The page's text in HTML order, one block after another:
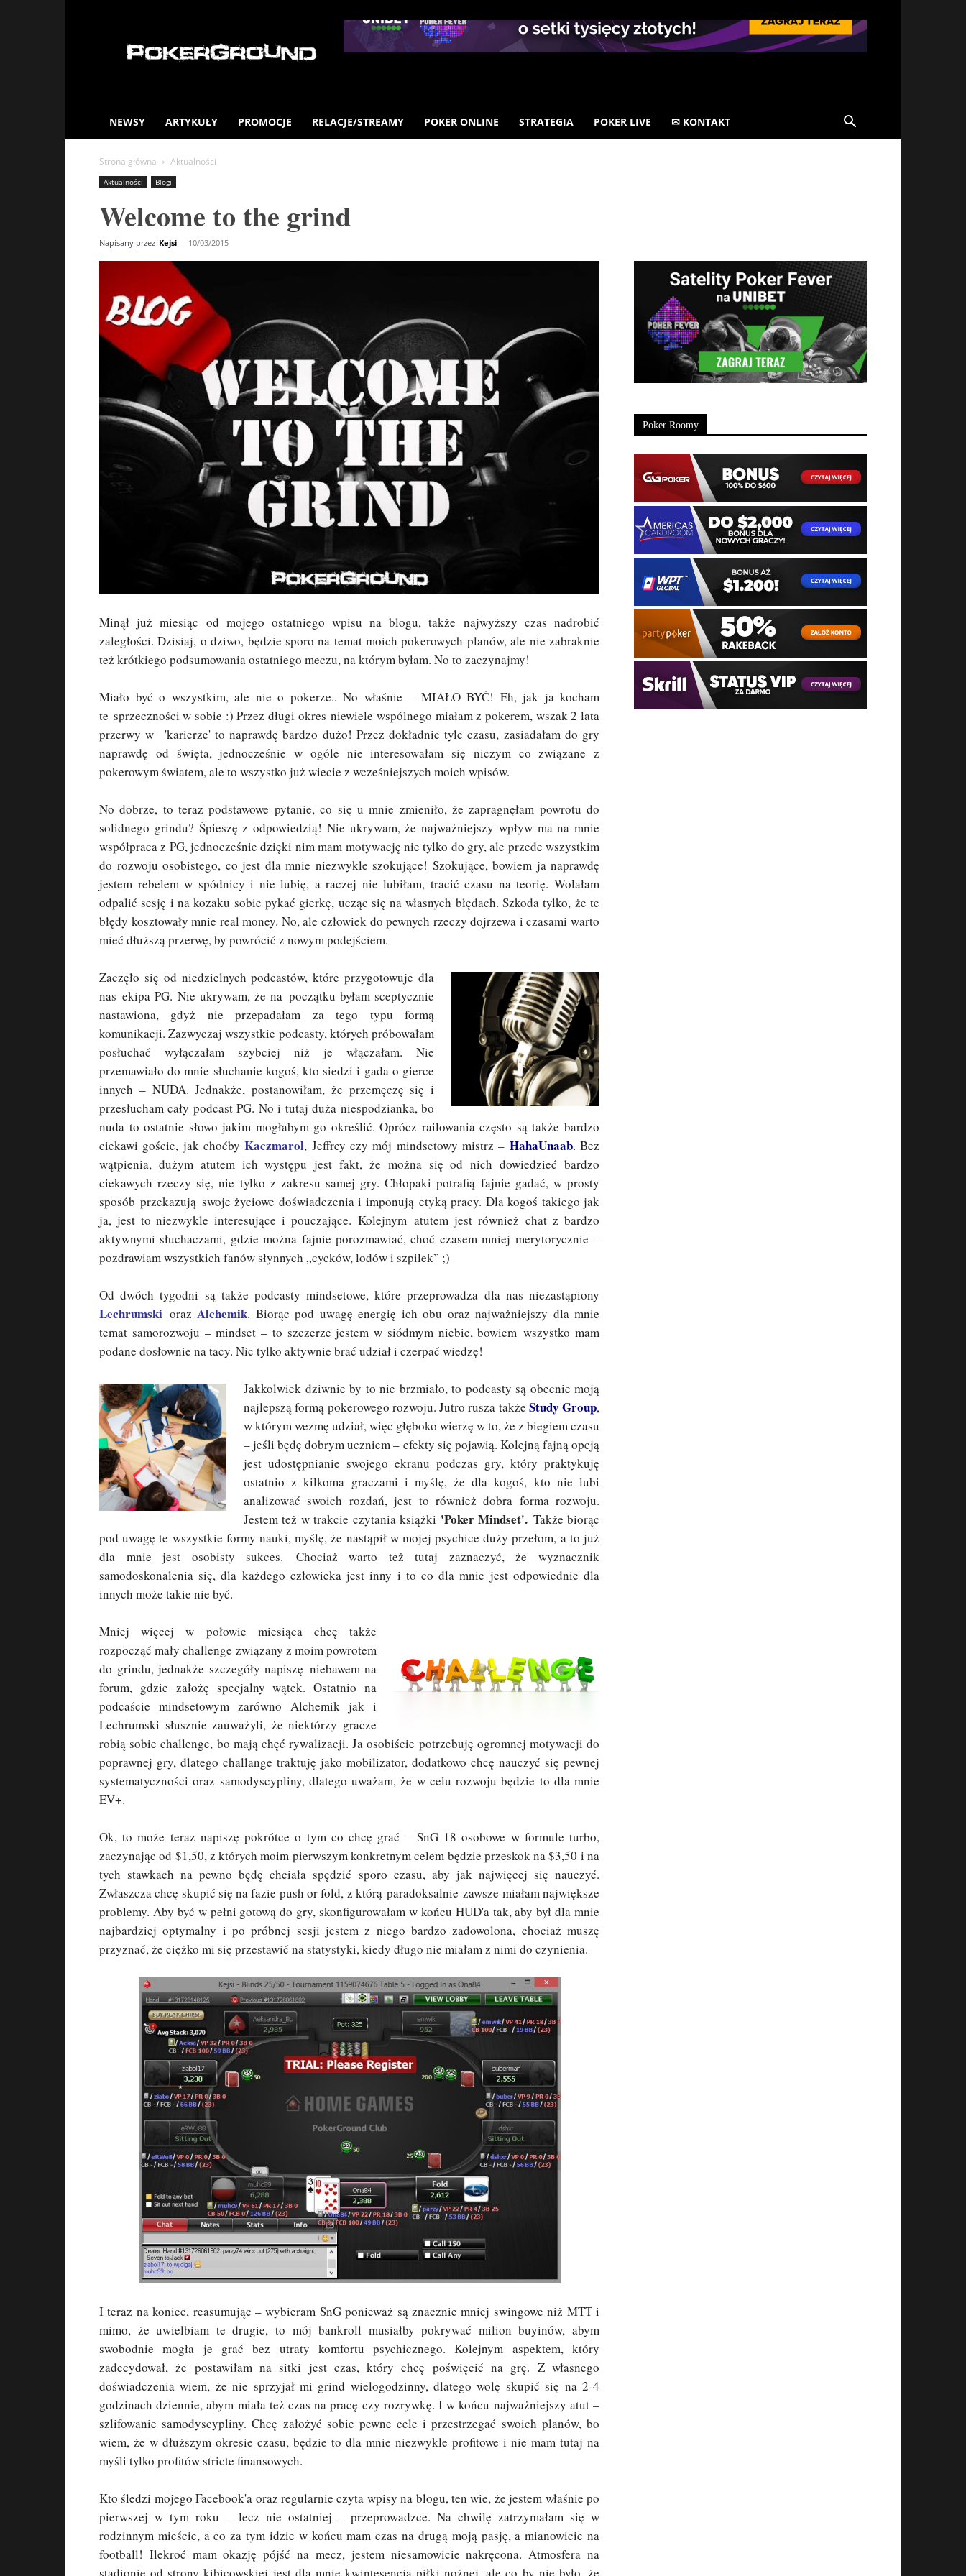
NEWSY ARTYKUŁY PROMOCJE RELACJE/STREAMY POKER ONLINE STRATEGIA POKER LIVE ✉ KONTAKT
Strona główna Aktualności
Aktualności Blogi
Welcome to the grind
Napisany przez Kejsi - 10/03/2015
Minął już miesiąc od mojego ostatniego wpisu na blogu, także najwyższy czas nadrobić
zaległości. Dzisiaj, o dziwo, będzie sporo na temat moich pokerowych planów, ale nie zabraknie
też krótkiego podsumowania ostatniego meczu, na którym byłam. No to zaczynajmy!
Miało być o wszystkim, ale nie o pokerze.. No właśnie – MIAŁO BYĆ! Eh, jak ja kocham
te sprzeczności w sobie :) Przez długi okres niewiele wspólnego miałam z pokerem, wszak 2 lata
przerwy w 'karierze' to naprawdę bardzo dużo! Przez dokładnie tyle czasu, zasiadałam do gry
naprawdę od święta, jednocześnie w ogóle nie interesowałam się niczym co związane z
pokerowym światem, ale to wszystko już wiecie z wcześniejszych moich wpisów.
No dobrze, to teraz podstawowe pytanie, co się u mnie zmieniło, że zapragnęłam powrotu do
solidnego grindu? Śpieszę z odpowiedzią! Nie ukrywam, że najważniejszy wpływ ma na mnie
współpraca z PG, jednocześnie dzięki nim mam motywację nie tylko do gry, ale przede wszystkim
do rozwoju osobistego, co jest dla mnie niezwykle szokujące! Szokujące, bowiem ja naprawdę
jestem rebelem w spódnicy i nie lubię, a raczej nie lubiłam, tracić czasu na teorię. Wolałam
odpalić sesję i na kozaku sobie pykać gierkę, ucząc się na własnych błędach. Szkoda tylko, że te
błędy kosztowały mnie real money. No, ale człowiek do pewnych rzeczy dojrzewa i czasami warto
mieć dłuższą przerwę, by powrócić z nowym podejściem.
Zaczęło się od niedzielnych podcastów, które przygotowuje dla
nas ekipa PG. Nie ukrywam, że na początku byłam sceptycznie
nastawiona, gdyż nie przepadałam za tego typu formą
komunikacji. Zazwyczaj wszystkie podcasty, których próbowałam
posłuchać wyłączałam szybciej niż je włączałam. Nie
przemawiało do mnie słuchanie kogoś, kto siedzi i gada o gierce
innych – NUDA. Jednakże, postanowiłam, że przemęczę się i
przesłucham cały podcast PG. No i tutaj duża niespodzianka, bo
nuda to ostatnie słowo jakim mogłabym go określić. Oprócz railowania często są także bardzo
ciekawi goście, jak choćbyKaczmarol, Jeffrey czy mój mindsetowy mistrz – HahaUnaab. Bez
wątpienia, dużym atutem ich występu jest fakt, że można się od nich dowiedzieć bardzo
ciekawych rzeczy się, nie tylko z zakresu samej gry. Chłopaki potrafią fajnie gadać, w prosty
sposób przekazują swoje życiowe doświadczenia i imponują etyką pracy. Dla kogoś takiego jak
ja, jest to niezwykle interesujące i pouczające. Kolejnym atutem jest również chat z bardzo
aktywnymi słuchaczami, gdzie można fajnie porozmawiać, choć czasem mniej merytorycznie –
pozdrawiam wszystkich fanów słynnych „cycków, lodów i szpilek” ;)
Od dwóch tygodni są także podcasty mindsetowe, które przeprowadza dla nas niezastąpiony
Lechrumski oraz Alchemik. Biorąc pod uwagę energię ich obu oraz najważniejszy dla mnie
temat samorozwoju – mindset – to szczerze jestem w siódmym niebie, bowiem wszystko mam
podane dosłownie na tacy. Nic tylko aktywnie brać udział i czerpać wiedzę!
Jakkolwiek dziwnie by to nie brzmiało, to podcasty są obecnie moją
najlepszą formą pokerowego rozwoju. Jutro rusza także Study Group,
w którym wezmę udział, więc głęboko wierzę w to, że z biegiem czasu
– jeśli będę dobrym uczniem – efekty się pojawią. Kolejną fajną opcją
jest udostępnianie swojego ekranu podczas gry, który praktykuję
ostatnio z kilkoma graczami i myślę, że dla kogoś, kto nie lubi
analizować swoich rozdań, jest to również dobra forma rozwoju.
Jestem też w trakcie czytania książki 'Poker Mindset'. Także biorąc
pod uwagę te wszystkie formy nauki, myślę, że nastąpił w mojej psychice duży przełom, a to już
dla mnie jest osobisty sukces. Chociaż warto też tutaj zaznaczyć, że wyznacznik
samodoskonalenia się, dla każdego człowieka jest inny i to co dla mnie jest odpowiednie dla
innych może takie nie być.
Mniej więcej w połowie miesiąca chcę także
rozpocząć mały challenge związany z moim powrotem
do grindu, jednakże szczegóły napiszę niebawem na
forum, gdzie założę specjalny wątek. Ostatnio na
podcaście mindsetowym zarówno Alchemik jak i
Lechrumski słusznie zauważyli, że niektórzy gracze
robią sobie challenge, bo mają chęć rywalizacji. Ja osobiście potrzebuję ogromnej motywacji do
poprawnej gry, dlatego challange traktuję jako mobilizator, dodatkowo chcę nauczyć się pewnej
systematyczności oraz samodyscypliny, dlatego uważam, że w celu rozwoju będzie to dla mnie
EV+.
Ok, to może teraz napiszę pokrótce o tym co chcę grać – SnG 18 osobowe w formule turbo,
zaczynając od $1,50, z których moim pierwszym konkretnym celem będzie przeskok na $3,50 i na
tych stawkach na pewno będę chciała spędzić sporo czasu, aby jak najwięcej się nauczyć.
Zwłaszcza chcę skupić się na fazie push or fold, z którą paradoksalnie zawsze miałam największe
problemy. Aby być w pełni gotową do gry, skonfigurowałam w końcu HUD'a tak, aby był dla mnie
najbardziej optymalny i po próbnej sesji jestem z niego bardzo zadowolona, chociaż muszę
przyznać, że ciężko mi się przestawić na statystyki, kiedy długo nie miałam z nimi do czynienia.
I teraz na koniec, reasumując – wybieram SnG ponieważ są znacznie mniej swingowe niż MTT i
mimo, że uwielbiam te drugie, to mój bankroll musiałby pokrywać milion buyinów, abym
swobodnie mogła je grać bez utraty komfortu psychicznego. Kolejnym aspektem, który
zadecydował, że postawiłam na sitki jest czas, który chcę poświęcić na grę. Z własnego
doświadczenia wiem, że nie sprzyjał mi grind wielogodzinny, dlatego wolę skupić się na 2-4
godzinach dziennie, abym miała też czas na pracę czy rozrywkę. I w końcu najważniejszy atut –
szlifowanie samodyscypliny. Chcę założyć sobie pewne cele i przestrzegać swoich planów, bo
wiem, że w dłuższym okresie czasu, będzie to dla mnie niezwykle profitowe i nie mam tutaj na
myśli tylko profitów stricte finansowych.
Kto śledzi mojego Facebook'a oraz regularnie czyta wpisy na blogu, ten wie, że jestem właśnie po
pierwszej w tym roku – lecz nie ostatniej – przeprowadzce. Na chwilę zatrzymałam się w
rodzinnym mieście, a co za tym idzie w końcu mam czas na drugą moją pasję, a mianowicie na
football! Ilekroć mam okazję pójść na mecz, jestem niesamowicie nakręcona. Atmosfera na
Poker Roomy